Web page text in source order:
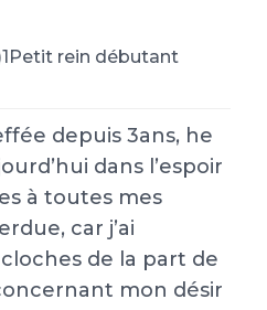
Petit rein débutant
depuis 3ans, he
dans l’espoir
à toutes mes
car j’ai
de la part de
mon désir